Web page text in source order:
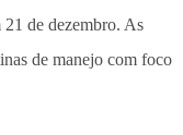
21 de dezembro. As
de manejo com foco